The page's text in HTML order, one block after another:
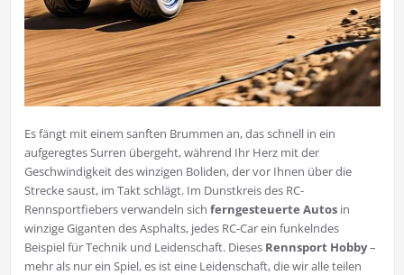
Es fängt mit einem sanften Brummen an, das schnell in ein
aufgeregtes Surren übergeht, während Ihr Herz mit der
Geschwindigkeit des winzigen Boliden, der vor Ihnen über die
Strecke saust, im Takt schlägt. Im Dunstkreis des RC-
Rennsportfiebers verwandeln sich ferngesteuerte Autosin
winzige Giganten des Asphalts, jedes RC-Car ein funkelndes
Beispiel für Technik und Leidenschaft. Dieses Rennsport Hobby–
mehr als nur ein Spiel, es ist eine Leidenschaft, die wir alle teilen